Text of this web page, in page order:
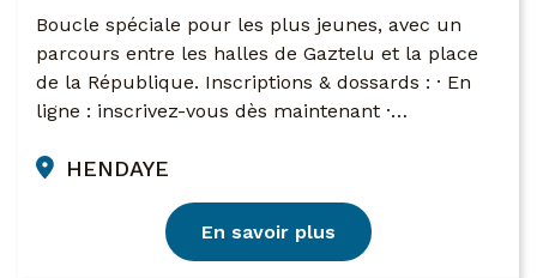
Boucle spéciale pour les plus jeunes, avec un
parcours entre les halles de Gaztelu et la place
de la République. Inscriptions & dossards : · En
ligne : inscrivez-vous dès maintenant ·…
HENDAYE
En savoir plus